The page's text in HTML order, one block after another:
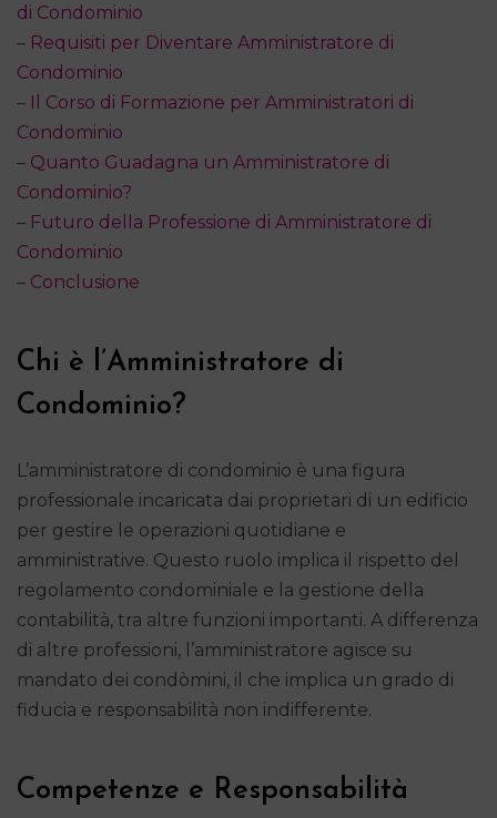
di Condominio
– Requisiti per Diventare Amministratore di
Condominio
– Il Corso di Formazione per Amministratori di
Condominio
– Quanto Guadagna un Amministratore di
Condominio?
– Futuro della Professione di Amministratore di
Condominio
– Conclusione
Chi è l’Amministratore di
Condominio?
L’amministratore di condominio è una figura
professionale incaricata dai proprietari di un edificio
per gestire le operazioni quotidiane e
amministrative. Questo ruolo implica il rispetto del
regolamento condominiale e la gestione della
contabilità, tra altre funzioni importanti. A differenza
di altre professioni, l’amministratore agisce su
mandato dei condòmini, il che implica un grado di
fiducia e responsabilità non indifferente.
Competenze e Responsabilità